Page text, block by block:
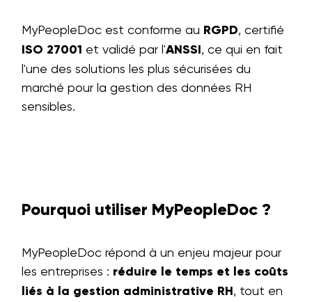
MyPeopleDoc est conforme au RGPD, certifié
ISO 27001 et validé par l'ANSSI, ce qui en fait
l'une des solutions les plus sécurisées du
marché pour la gestion des données RH
sensibles.
Pourquoi utiliser MyPeopleDoc ?
MyPeopleDoc répond à un enjeu majeur pour
les entreprises : réduire le temps et les coûts
liés à la gestion administrative RH, tout en